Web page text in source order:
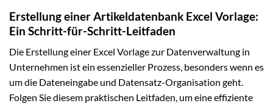
Erstellung einer Artikeldatenbank Excel Vorlage:
Ein Schritt-für-Schritt-Leitfaden
Die Erstellung einer Excel Vorlage zur Datenverwaltung in
Unternehmen ist ein essenzieller Prozess, besonders wenn es
um die Dateneingabe und Datensatz-Organisation geht.
Folgen Sie diesem praktischen Leitfaden, um eine effiziente